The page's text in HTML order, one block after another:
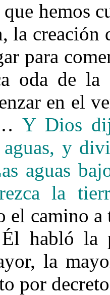
hemos
la
para
oda de
en el
Y Dios
y
aguas
la
el camino
habló la
la
por